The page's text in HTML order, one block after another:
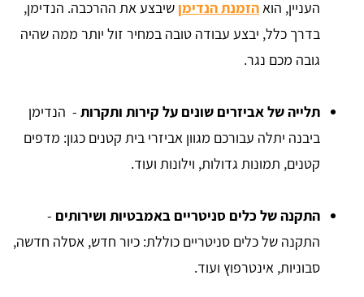
העניין, הואהזמנת הנדימן שיבצע את ההרכבה. הנדימן,
בדרך כלל, יבצע עבודה טובה במחיר זול יותר ממה שהיה
גובה מכם נגר.
תלייה של אביזרים שונים על קירות ותקרות - הנדימן
ביבנה יתלה עבורכם מגוון אביזרי בית קטנים כגון: מדפים
קטנים, תמונות גדולות, וילונות ועוד.
התקנה של כלים סניטריים באמבטיות ושירותים -
התקנה של כלים סניטריים כוללת: כיור חדש, אסלה חדשה,
סבוניות, אינטרפוץ ועוד.